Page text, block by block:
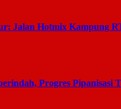
Jalan Hotmix Kampung
Progres Pipanisasi